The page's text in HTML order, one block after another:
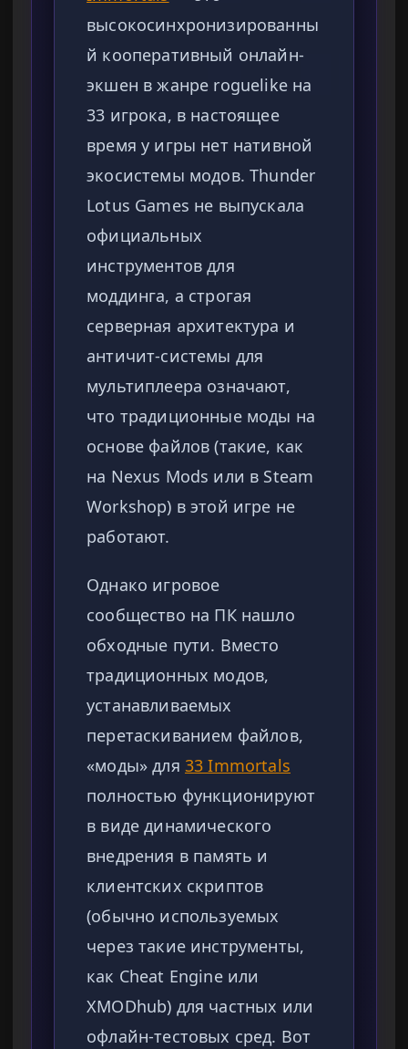
высокосинхронизированны
й кооперативный онлайн-
экшен в жанре roguelike на
33 игрока, в настоящее
время у игры нет нативной
экосистемы модов. Thunder
Lotus Games не выпускала
официальных
инструментов для
моддинга, а строгая
серверная архитектура и
античит-системы для
мультиплеера означают,
что традиционные моды на
основе файлов (такие, как
на Nexus Mods или в Steam
Workshop) в этой игре не
работают.
Однако игровое
сообщество на ПК нашло
обходные пути. Вместо
традиционных модов,
устанавливаемых
перетаскиванием файлов,
«моды» для 33 Immortals
полностью функционируют
в виде динамического
внедрения в память и
клиентских скриптов
(обычно используемых
через такие инструменты,
как Cheat Engine или
XMODhub) для частных или
офлайн-тестовых сред. Вот